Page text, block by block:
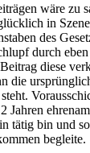
wäre zu
in
des
durch eben
diese
die
Jahren
tätig bin und
begleite.